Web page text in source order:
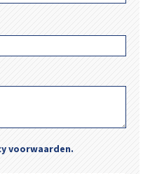
voorwaarden.